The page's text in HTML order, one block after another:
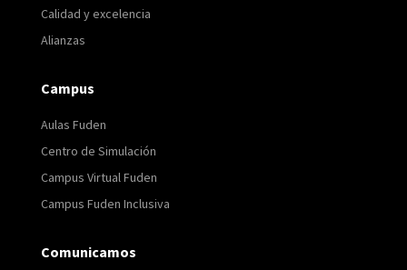
Calidad y excelencia
Alianzas
Campus
Aulas Fuden
Centro de Simulación
Campus Virtual Fuden
Campus Fuden Inclusiva
Comunicamos